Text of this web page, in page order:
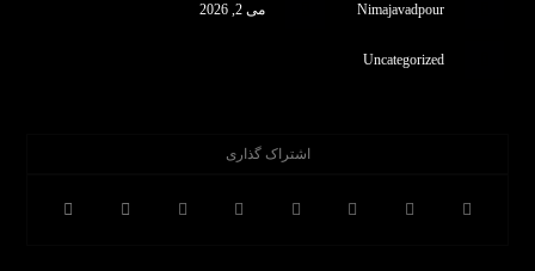
Nimajavadpour می 2, 2026
Uncategorized